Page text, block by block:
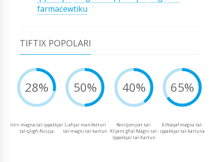
farmaċewtiku
TIFTIX POPOLARI
28%
Ixtri magna tal-ippakkjar
tal-qligħ-Russja
50%
L-aħjar manifatturi
tal-magni tal-kartun
40%
Reviżjonijiet tal-
Klijent għal Magni tal-
Ippakkjar tal-Kartun
65%
Kiftaqaf magna tal-
ippakkjar tal-kartuna